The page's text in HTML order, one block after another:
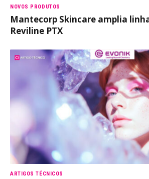
NOVOS PRODUTOS
Mantecorp Skincare amplia
Reviline PTX
ARTIGOS TÉCNICOS